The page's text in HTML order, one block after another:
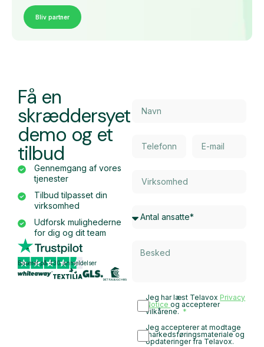
Bliv partner
Få en
skræddersyet
demo og et
tilbud
Gennemgang af vores
tjenester
Tilbud tilpasset din
virksomhed
Udforsk mulighederne
for dig og dit team
Baseret på 430 anmeldelser
Jeg har læst Telavox Privacy
Noticeog accepterer
vilkårene.
Jeg accepterer at modtage
markedsføringsmateriale og
opdateringer fra Telavox.